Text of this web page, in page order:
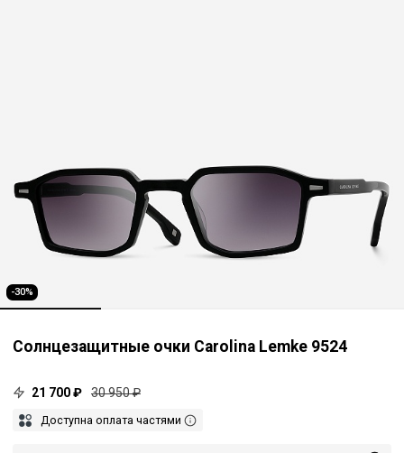
-30%
Солнцезащитные очки Carolina Lemke 9524
21 700 ₽ 30 950 ₽
Доступна оплата частями